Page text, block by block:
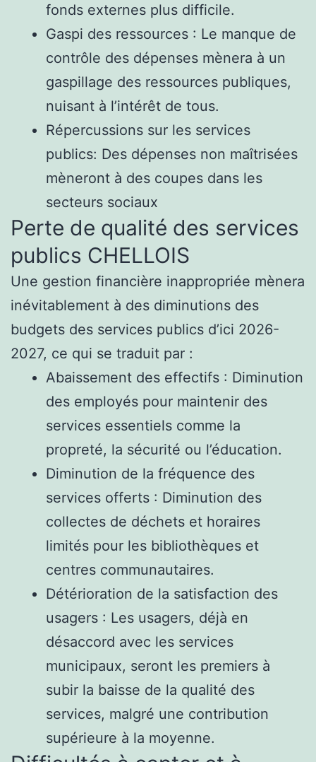
fonds externes plus difficile.
Gaspi des ressources : Le manque de
contrôle des dépenses mènera à un
gaspillage des ressources publiques,
nuisant à l’intérêt de tous.
Répercussions sur les services
publics: Des dépenses non maîtrisées
mèneront à des coupes dans les
secteurs sociaux
Perte de qualité des services
publics CHELLOIS
Une gestion financière inappropriée mènera
inévitablement à des diminutions des
budgets des services publics d’ici 2026-
2027, ce qui se traduit par :
Abaissement des effectifs : Diminution
des employés pour maintenir des
services essentiels comme la
propreté, la sécurité ou l’éducation.
Diminution de la fréquence des
services offerts : Diminution des
collectes de déchets et horaires
limités pour les bibliothèques et
centres communautaires.
Détérioration de la satisfaction des
usagers : Les usagers, déjà en
désaccord avec les services
municipaux, seront les premiers à
subir la baisse de la qualité des
services, malgré une contribution
supérieure à la moyenne.